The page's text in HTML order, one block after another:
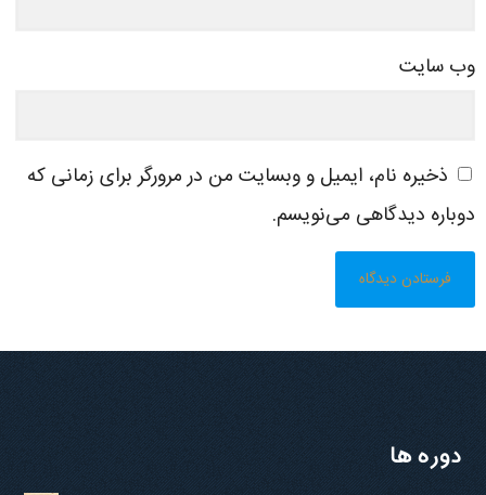
وب‌ سایت
ذخیره نام، ایمیل و وبسایت من در مرورگر برای زمانی که
دوباره دیدگاهی می‌نویسم.
دوره ها